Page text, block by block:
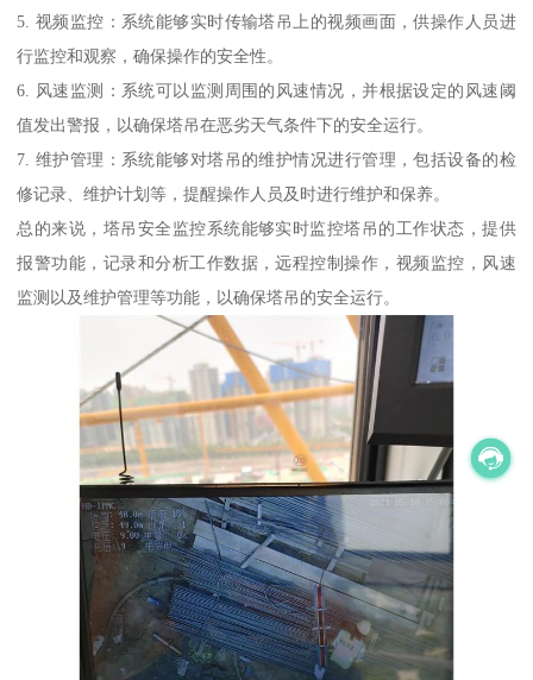
5. 视频监控：系统能够实时传输塔吊上的视频画面，供操作人员进
行监控和观察，确保操作的安全性。
6. 风速监测：系统可以监测周围的风速情况，并根据设定的风速阈
值发出警报，以确保塔吊在恶劣天气条件下的安全运行。
7. 维护管理：系统能够对塔吊的维护情况进行管理，包括设备的检
修记录、维护计划等，提醒操作人员及时进行维护和保养。
总的来说，塔吊安全监控系统能够实时监控塔吊的工作状态，提供
报警功能，记录和分析工作数据，远程控制操作，视频监控，风速
监测以及维护管理等功能，以确保塔吊的安全运行。